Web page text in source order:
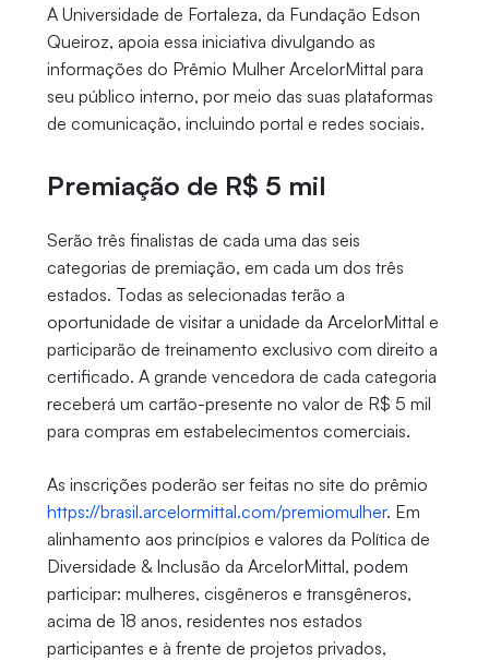
A Universidade de Fortaleza, da Fundação Edson
Queiroz, apoia essa iniciativa divulgando as
informações do Prêmio Mulher ArcelorMittal para
seu público interno, por meio das suas plataformas
de comunicação, incluindo portal e redes sociais.
Premiação de R$ 5 mil
Serão três finalistas de cada uma das seis
categorias de premiação, em cada um dos três
estados. Todas as selecionadas terão a
oportunidade de visitar a unidade da ArcelorMittal e
participarão de treinamento exclusivo com direito a
certificado. A grande vencedora de cada categoria
receberá um cartão-presente no valor de R$ 5 mil
para compras em estabelecimentos comerciais.
As inscrições poderão ser feitas no site do prêmio
https://brasil.arcelormittal.com/premiomulher. Em
alinhamento aos princípios e valores da Política de
Diversidade & Inclusão da ArcelorMittal, podem
participar: mulheres, cisgêneros e transgêneros,
acima de 18 anos, residentes nos estados
participantes e à frente de projetos privados,